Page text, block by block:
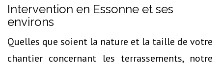
Intervention en Essonne et ses
environs
Quelles que soient la nature et la taille de votre
chantier concernant les terrassements, notre